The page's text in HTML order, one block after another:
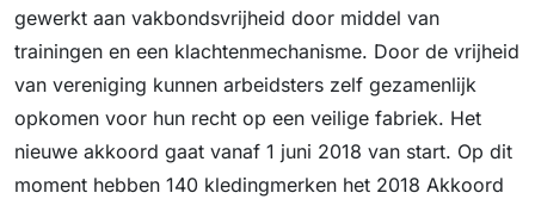
gewerkt aan vakbondsvrijheid door middel van
trainingen en een klachtenmechanisme. Door de vrijheid
van vereniging kunnen arbeidsters zelf gezamenlijk
opkomen voor hun recht op een veilige fabriek. Het
nieuwe akkoord gaat vanaf 1 juni 2018 van start. Op dit
moment hebben 140 kledingmerken het 2018 Akkoord